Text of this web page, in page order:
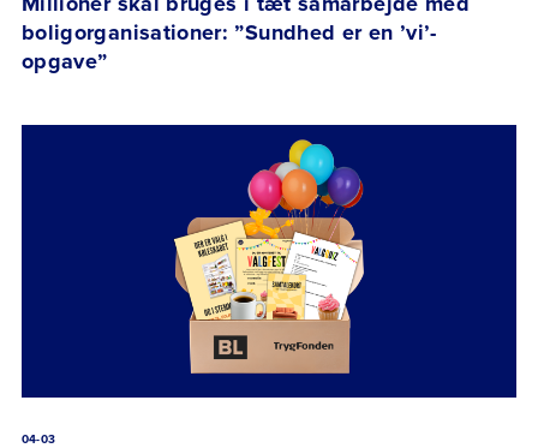
boligorganisationer: ”Sundhed er en ’vi’-
opgave”
04-03